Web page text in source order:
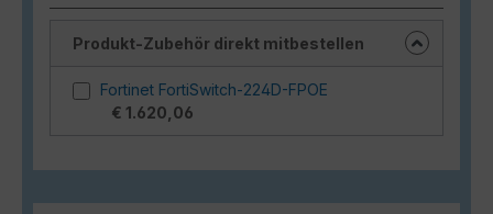
Produkt-Zubehör direkt mitbestellen
Fortinet FortiSwitch-224D-FPOE
€ 1.620,06